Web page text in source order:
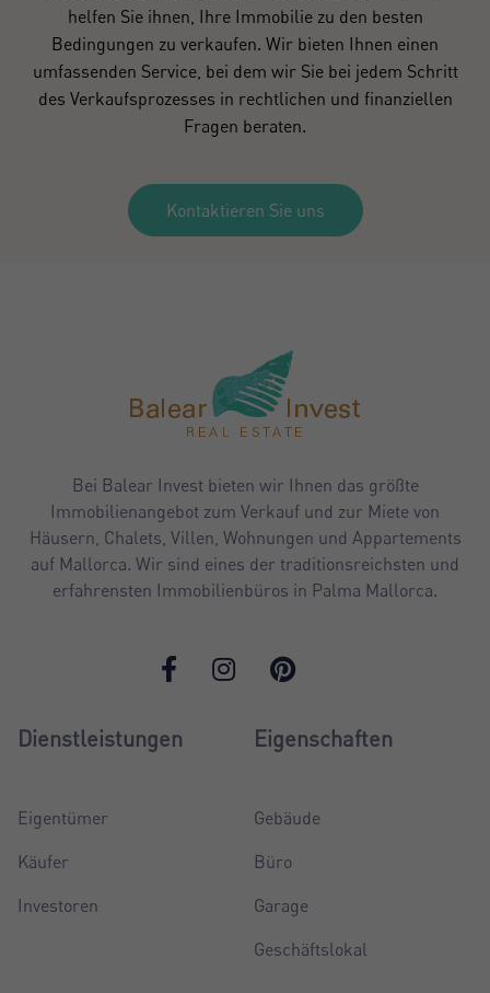
helfen Sie ihnen, Ihre Immobilie zu den besten
Bedingungen zu verkaufen. Wir bieten Ihnen einen
umfassenden Service, bei dem wir Sie bei jedem Schritt
des Verkaufsprozesses in rechtlichen und finanziellen
Fragen beraten.
Kontaktieren Sie uns
Bei Balear Invest bieten wir Ihnen das größte
Immobilienangebot zum Verkauf und zur Miete von
Häusern, Chalets, Villen, Wohnungen und Appartements
auf Mallorca. Wir sind eines der traditionsreichsten und
erfahrensten Immobilienbüros in Palma Mallorca.
Dienstleistungen
Eigentümer
Käufer
Investoren
Eigenschaften
Gebäude
Büro
Garage
Geschäftslokal